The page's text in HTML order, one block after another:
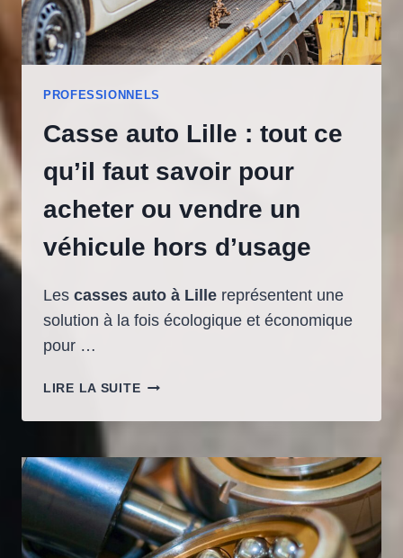
PROFESSIONNELS
Casse auto Lille : tout ce
qu’il faut savoir pour
acheter ou vendre un
véhicule hors d’usage
Les casses auto à Lille représentent une
solution à la fois écologique et économique
pour …
LIRE LA SUITECASSE
LILLE
TOUT
CE
QU’IL
FAUT
SAVOIR